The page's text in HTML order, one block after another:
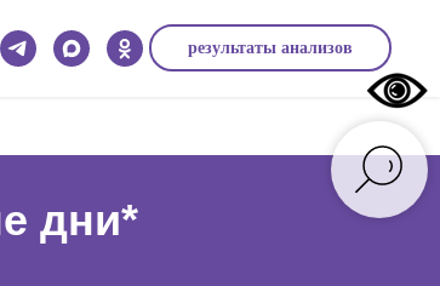
результаты анализов
дни*